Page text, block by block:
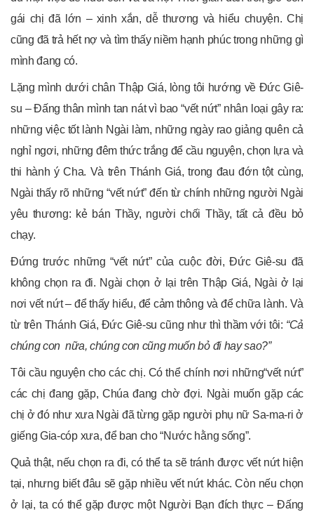
gái chị đã lớn – xinh xắn, dễ thương và hiểu chuyện. Chị
cũng đã trả hết nợ và tìm thấy niềm hạnh phúc trong những gì
mình đang có.
Lặng mình dưới chân Thập Giá, lòng tôi hướng về Đức Giê-
su – Đấng thân mình tan nát vì bao “vết nứt” nhân loại gây ra:
những việc tốt lành Ngài làm, những ngày rao giảng quên cả
nghỉ ngơi, những đêm thức trắng để cầu nguyện, chọn lựa và
thi hành ý Cha. Và trên Thánh Giá, trong đau đớn tột cùng,
Ngài thấy rõ những “vết nứt” đến từ chính những người Ngài
yêu thương: kẻ bán Thầy, người chối Thầy, tất cả đều bỏ
chạy.
Đứng trước những “vết nứt” của cuộc đời, Đức Giê-su đã
không chọn ra đi. Ngài chọn ở lại trên Thập Giá, Ngài ở lại
nơi vết nứt – để thấy hiểu, để cảm thông và để chữa lành. Và
từ trên Thánh Giá, Đức Giê-su cũng như thì thầm với tôi: “Cả
chúng con nữa, chúng con cũng muốn bỏ đi hay sao?”
Tôi cầu nguyện cho các chị. Có thể chính nơi những“vết nứt”
các chị đang gặp, Chúa đang chờ đợi. Ngài muốn gặp các
chị ở đó như xưa Ngài đã từng gặp người phụ nữ Sa-ma-ri ở
giếng Gia-cóp xưa, để ban cho “Nước hằng sống”.
Quả thật, nếu chọn ra đi, có thể ta sẽ tránh được vết nứt hiện
tại, nhưng biết đâu sẽ gặp nhiều vết nứt khác. Còn nếu chọn
ở lại, ta có thể gặp được một Người Bạn đích thực – Đấng